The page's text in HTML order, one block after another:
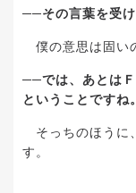
──その言葉を受
僕の意思は固い
──では、あとは
ということですね。
そっちのほうに
す。